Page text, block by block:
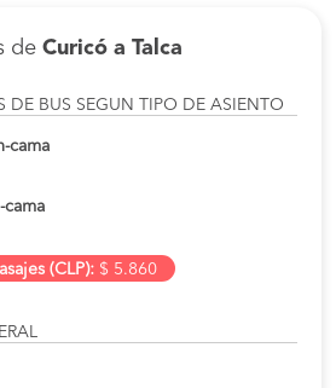
de Curicó a Talca
DE BUS SEGUN TIPO DE ASIENTO
cama
cama
(CLP): $ 5.860